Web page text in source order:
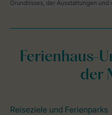
Grundrisses, der Ausstattungen und
Ferienhaus-
der
Reiseziele und Ferienparks